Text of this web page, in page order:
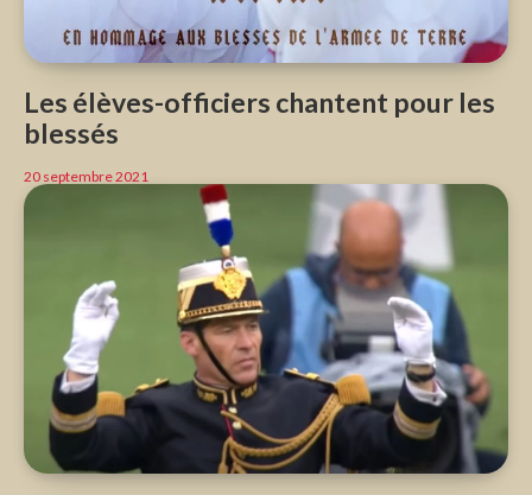
Les élèves-officiers chantent pour les
blessés
20 septembre 2021